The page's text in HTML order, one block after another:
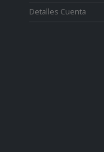
Detalles Cuenta